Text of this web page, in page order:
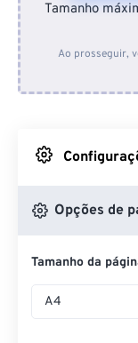
Tamanho
Ao prosseguir,
Opções de
Tamanho da
A4